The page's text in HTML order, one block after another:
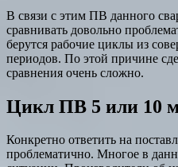
В связи с этим ПВ данного
сравнивать довольно
берутся рабочие циклы из
периодов. По этой причине
сравнения очень сложно.
Цикл ПВ 5 или 10
Конкретно ответить на
проблематично. Многое в